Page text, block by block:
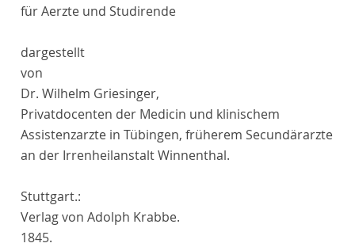
für Aerzte und Studirende
dargestellt
von
Dr. Wilhelm Griesinger,
Privatdocenten der Medicin und klinischem
Assistenzarzte in Tübingen, früherem Secundärarzte
an der Irrenheilanstalt Winnenthal.
Stuttgart.:
Verlag von Adolph Krabbe.
1845.